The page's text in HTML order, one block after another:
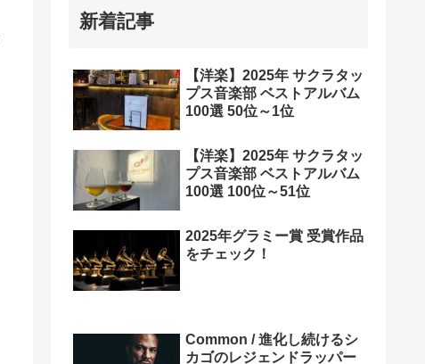
新着記事
【洋楽】2025年 サクラタッ
プス音楽部 ベストアルバム
100選 50位～1位
【洋楽】2025年 サクラタッ
プス音楽部 ベストアルバム
100選 100位～51位
2025年グラミー賞 受賞作品
をチェック！
Common / 進化し続けるシ
カゴのレジェンドラッパー